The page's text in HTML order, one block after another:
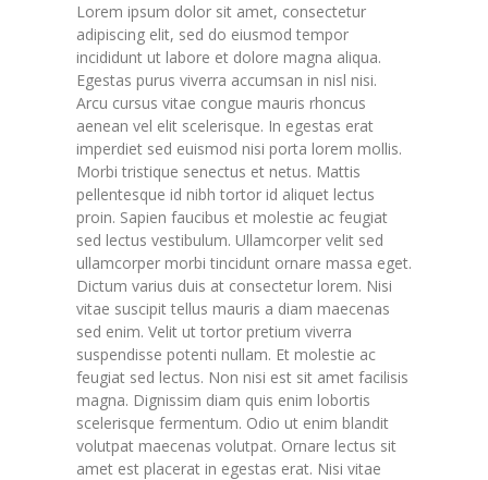
Lorem ipsum dolor sit amet, consectetur
adipiscing elit, sed do eiusmod tempor
incididunt ut labore et dolore magna aliqua.
Egestas purus viverra accumsan in nisl nisi.
Arcu cursus vitae congue mauris rhoncus
aenean vel elit scelerisque. In egestas erat
imperdiet sed euismod nisi porta lorem mollis.
Morbi tristique senectus et netus. Mattis
pellentesque id nibh tortor id aliquet lectus
proin. Sapien faucibus et molestie ac feugiat
sed lectus vestibulum. Ullamcorper velit sed
ullamcorper morbi tincidunt ornare massa eget.
Dictum varius duis at consectetur lorem. Nisi
vitae suscipit tellus mauris a diam maecenas
sed enim. Velit ut tortor pretium viverra
suspendisse potenti nullam. Et molestie ac
feugiat sed lectus. Non nisi est sit amet facilisis
magna. Dignissim diam quis enim lobortis
scelerisque fermentum. Odio ut enim blandit
volutpat maecenas volutpat. Ornare lectus sit
amet est placerat in egestas erat. Nisi vitae